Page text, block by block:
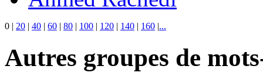
0 | 20 | 40 | 60 | 80 | 100 | 120 | 140 | 160 |...
Autres groupes de